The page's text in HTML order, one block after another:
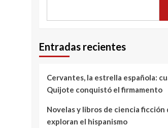
Entradas recientes
Cervantes, la estrella española:
Quijote conquistó el firmamento
Novelas y libros de ciencia ficción
exploran el hispanismo